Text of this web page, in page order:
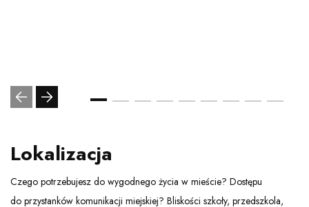
Lokalizacja
Czego potrzebujesz do wygodnego życia w mieście? Dostępu
do przystanków komunikacji miejskiej? Bliskości szkoły, przedszkola,